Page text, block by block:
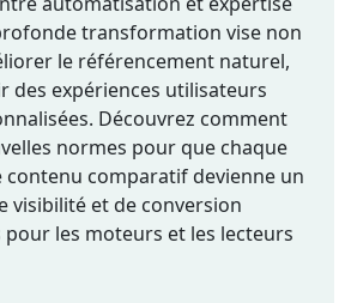
transformation vise non
le référencement naturel,
des expériences utilisateurs
Découvrez comment
normes pour que chaque
contenu comparatif devienne un
visibilité et de conversion
les moteurs et les lecteurs